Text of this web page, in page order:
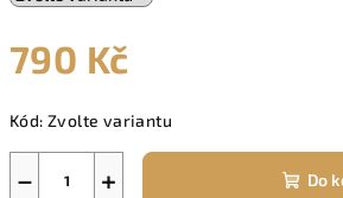
790 Kč
cena:
Kód: Zvolte variantu
+
− Do